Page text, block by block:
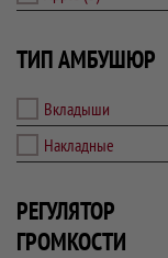
ТИП АМБУШЮР
Вкладыши
Накладные
РЕГУЛЯТОР
ГРОМКОСТИ